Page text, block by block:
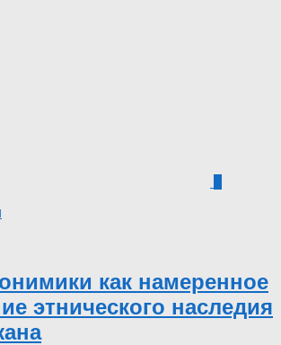
как намеренное
этнического наследия